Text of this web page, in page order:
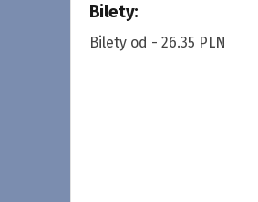
Bilety:
Bilety od - 26.35 PLN